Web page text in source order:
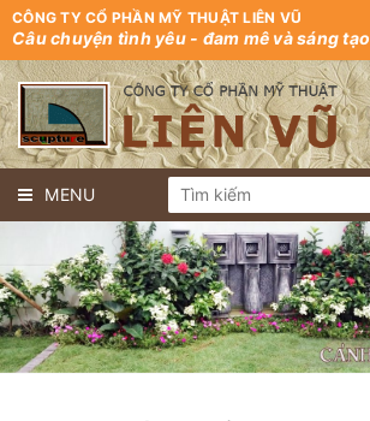
CÔNG TY CỔ PHẦN MỸ THUẬT LIÊN VŨ
Câu chuyện tình yêu - đam mê và sáng tạo
MENU